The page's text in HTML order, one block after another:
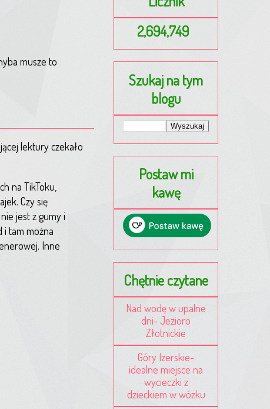
musze to
lektury czekało
na TikToku,
Czy się
jest z gumy i
i tam można
Inne
2,694,749
Szukaj na tym
blogu
Postaw mi
kawę
Chętnie czytane
Nad wodę w upalne
dni- Jezioro
Złotnickie
Góry Izerskie-
idealne miejsce na
wycieczki z
dzieckiem w wózku